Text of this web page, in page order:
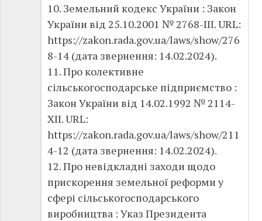
10. Земельний кодекс України : Закон
України від 25.10.2001 № 2768-III. URL:
https://zakon.rada.gov.ua/laws/show/276
8-14 (дата звернення: 14.02.2024).
11. Про колективне
сільськогосподарське підприємство :
Закон України від 14.02.1992 № 2114-
XII. URL:
https://zakon.rada.gov.ua/laws/show/211
4-12 (дата звернення: 14.02.2024).
12. Про невідкладні заходи щодо
прискорення земельної реформи у
сфері сільськогосподарського
виробництва : Указ Президента